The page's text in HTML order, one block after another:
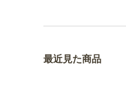
最近見た商品